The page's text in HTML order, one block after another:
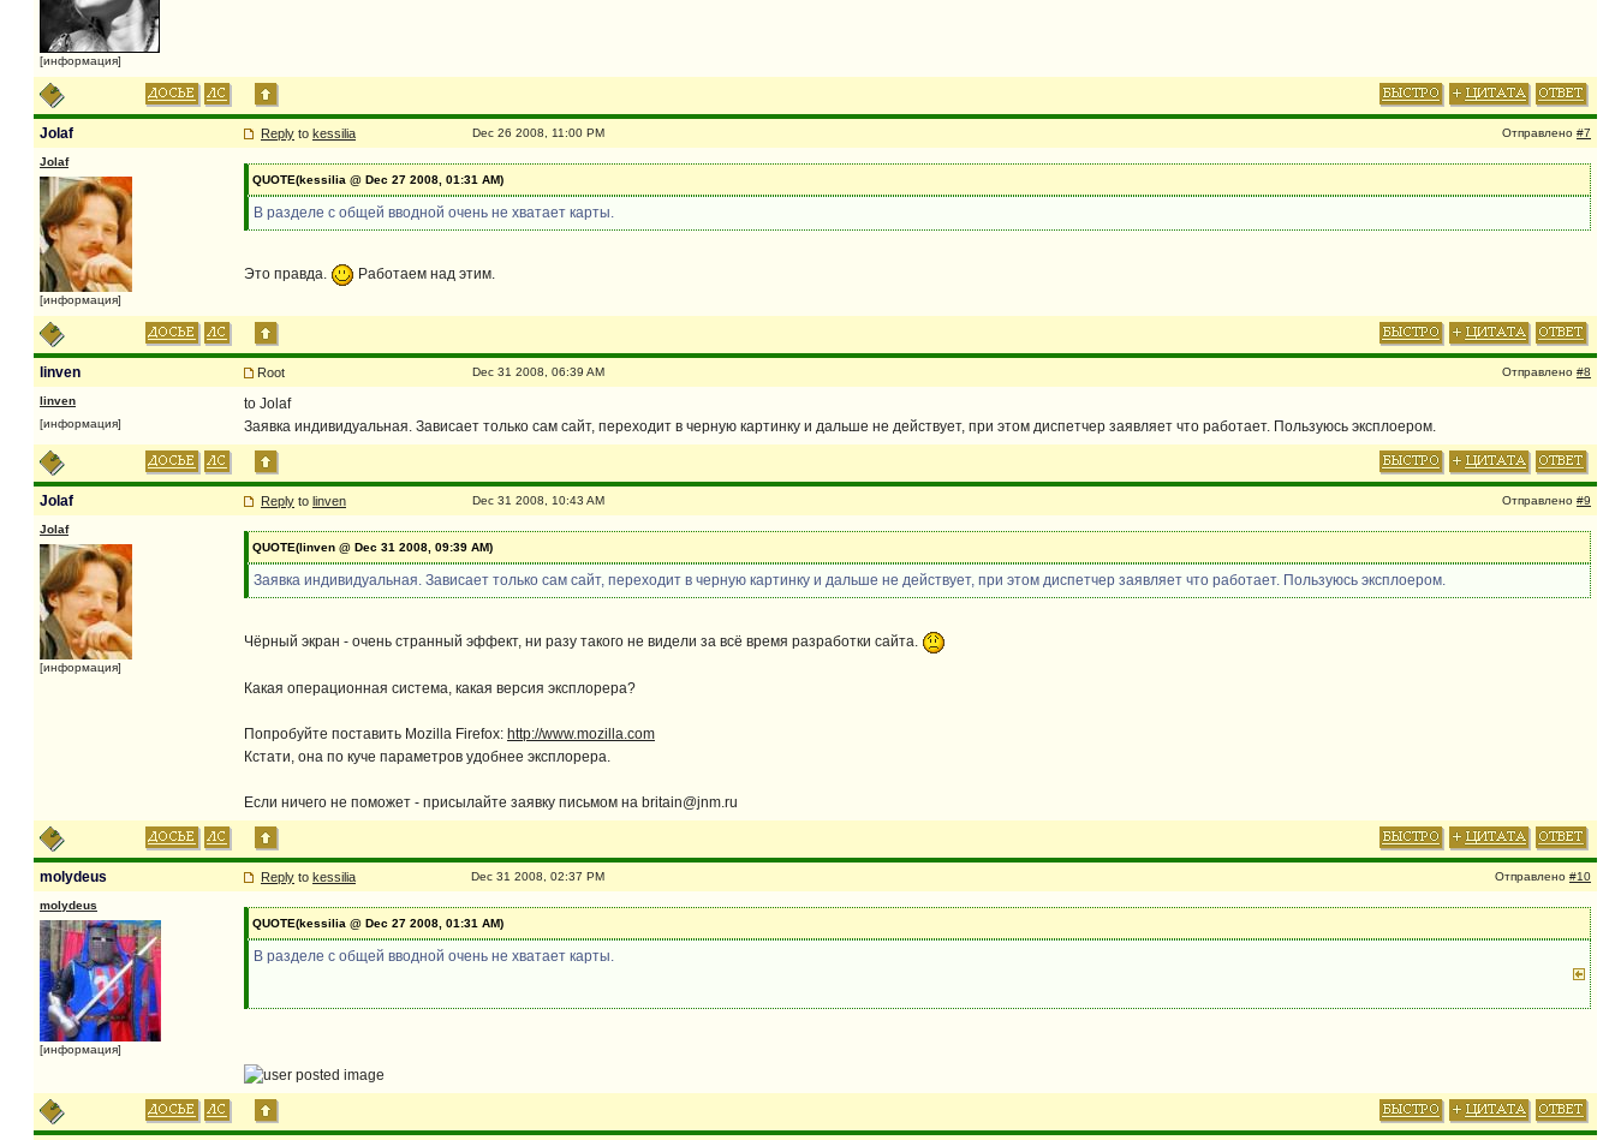
[информация]
Jolaf Reply to kessilia Dec 26 2008, 11:00 PM Отправлено #7
Jolaf
[информация]
QUOTE(kessilia @ Dec 27 2008, 01:31 AM)
В разделе с общей вводной очень не хватает карты.
Это правда. Работаем над этим.
linven Root Dec 31 2008, 06:39 AM Отправлено #8
linven
[информация]
to Jolaf
Заявка индивидуальная. Зависает только сам сайт, переходит в черную картинку и дальше не действует, при этом диспетчер заявляет что работает. Пользуюсь эксплоером.
Jolaf Reply to linven Dec 31 2008, 10:43 AM Отправлено #9
Jolaf
[информация]
QUOTE(linven @ Dec 31 2008, 09:39 AM)
Заявка индивидуальная. Зависает только сам сайт, переходит в черную картинку и дальше не действует, при этом диспетчер заявляет что работает. Пользуюсь эксплоером.
Чёрный экран - очень странный эффект, ни разу такого не видели за всё время разработки сайта.
Какая операционная система, какая версия эксплорера?
Попробуйте поставить Mozilla Firefox: http://www.mozilla.com
Кстати, она по куче параметров удобнее эксплорера.
Если ничего не поможет - присылайте заявку письмом на britain@jnm.ru
molydeus Reply to kessilia Dec 31 2008, 02:37 PM Отправлено #10
molydeus
[информация]
QUOTE(kessilia @ Dec 27 2008, 01:31 AM)
В разделе с общей вводной очень не хватает карты.